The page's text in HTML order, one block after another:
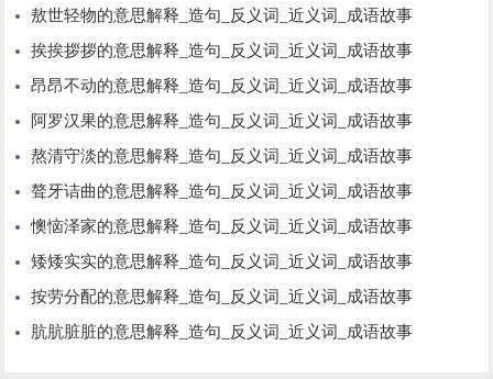
敖世轻物的意思解释_造句_反义词_近义词_成语故事
挨挨拶拶的意思解释_造句_反义词_近义词_成语故事
昂昂不动的意思解释_造句_反义词_近义词_成语故事
阿罗汉果的意思解释_造句_反义词_近义词_成语故事
熬清守淡的意思解释_造句_反义词_近义词_成语故事
聱牙诘曲的意思解释_造句_反义词_近义词_成语故事
懊恼泽家的意思解释_造句_反义词_近义词_成语故事
矮矮实实的意思解释_造句_反义词_近义词_成语故事
按劳分配的意思解释_造句_反义词_近义词_成语故事
肮肮脏脏的意思解释_造句_反义词_近义词_成语故事